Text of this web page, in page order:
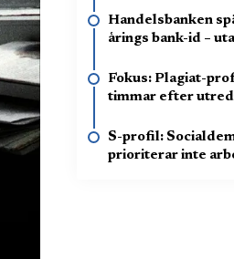
Handelsbanken
årings bank-id –
Fokus: Plagiat-
timmar efter
S-profil:
prioriterar inte